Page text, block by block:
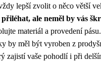
lepší zvolit o něco větší
přiléhat, ale neměl by vás
materiál a provedení
by měl být vyroben z
zajistí vaše pohodlí i při